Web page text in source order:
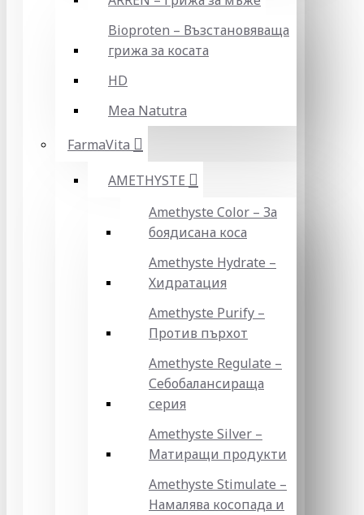
Bioproten – Възстановяваща
грижа за косата
HD
Mea Natutra
FarmaVita
AMETHYSTE
Amethyste Color – За
боядисана коса
Amethyste Hydrate –
Хидратация
Amethyste Purify –
Против пърхот
Amethyste Regulate –
Себобалансираща
серия
Amethyste Silver –
Матиращи продукти
Amethyste Stimulate –
Намалява косопада и